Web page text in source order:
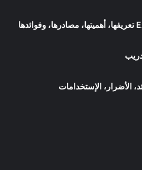
الأضرار، الإستخدامات